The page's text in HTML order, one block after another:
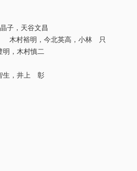
子，天谷文昌
木村裕明，今北英高，小林 只
，木村慎二
生，井上 彰